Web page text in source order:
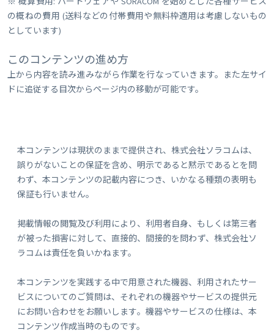
の概ねの費用 (送料などの付帯費用や無料枠適用は考慮しないもの
としています)
このコンテンツの進め方
上から内容を読み進みながら作業を行なっていきます。また左サイ
ドに追従する目次からページ内の移動が可能です。
本コンテンツは現状のままで提供され、株式会社ソラコムは、
誤りがないことの保証を含め、明示であると黙示であるとを問
わず、本コンテンツの記載内容につき、いかなる種類の表明も
保証も行いません。
掲載情報の閲覧及び利用により、利用者自身、もしくは第三者
が被った損害に対して、直接的、間接的を問わず、株式会社ソ
ラコムは責任を負いかねます。
本コンテンツを実践する中で用意された機器、利用されたサー
ビスについてのご質問は、それぞれの機器やサービスの提供元
にお問い合わせをお願いします。機器やサービスの仕様は、本
コンテンツ作成当時のものです。